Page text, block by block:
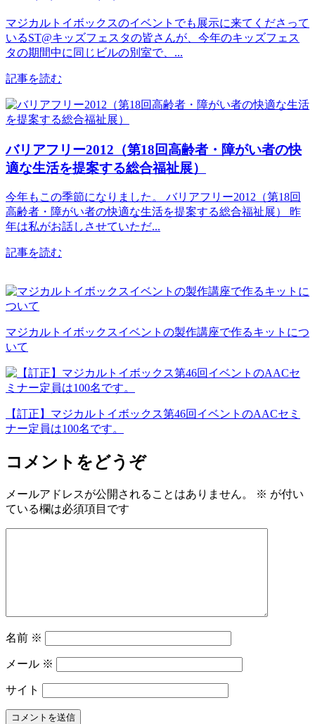
マジカルトイボックスのイベントでも展示に来てくださって
いるST@キッズフェスタの皆さんが、今年のキッズフェス
タの期間中に同じビルの別室で、...
記事を読む
バリアフリー2012（第18回高齢者・障がい者の快
適な生活を提案する総合福祉展）
今年もこの季節になりました。 バリアフリー2012（第18回
高齢者・障がい者の快適な生活を提案する総合福祉展） 昨
年は私がお話しさせていただ...
記事を読む
マジカルトイボックスイベントの製作講座で作るキットにつ
いて
【訂正】マジカルトイボックス第46回イベントのAACセミ
ナー定員は100名です。
コメントをどうぞ
メールアドレスが公開されることはありません。 ※ が付い
ている欄は必須項目です
名前 ※
メール ※
サイト